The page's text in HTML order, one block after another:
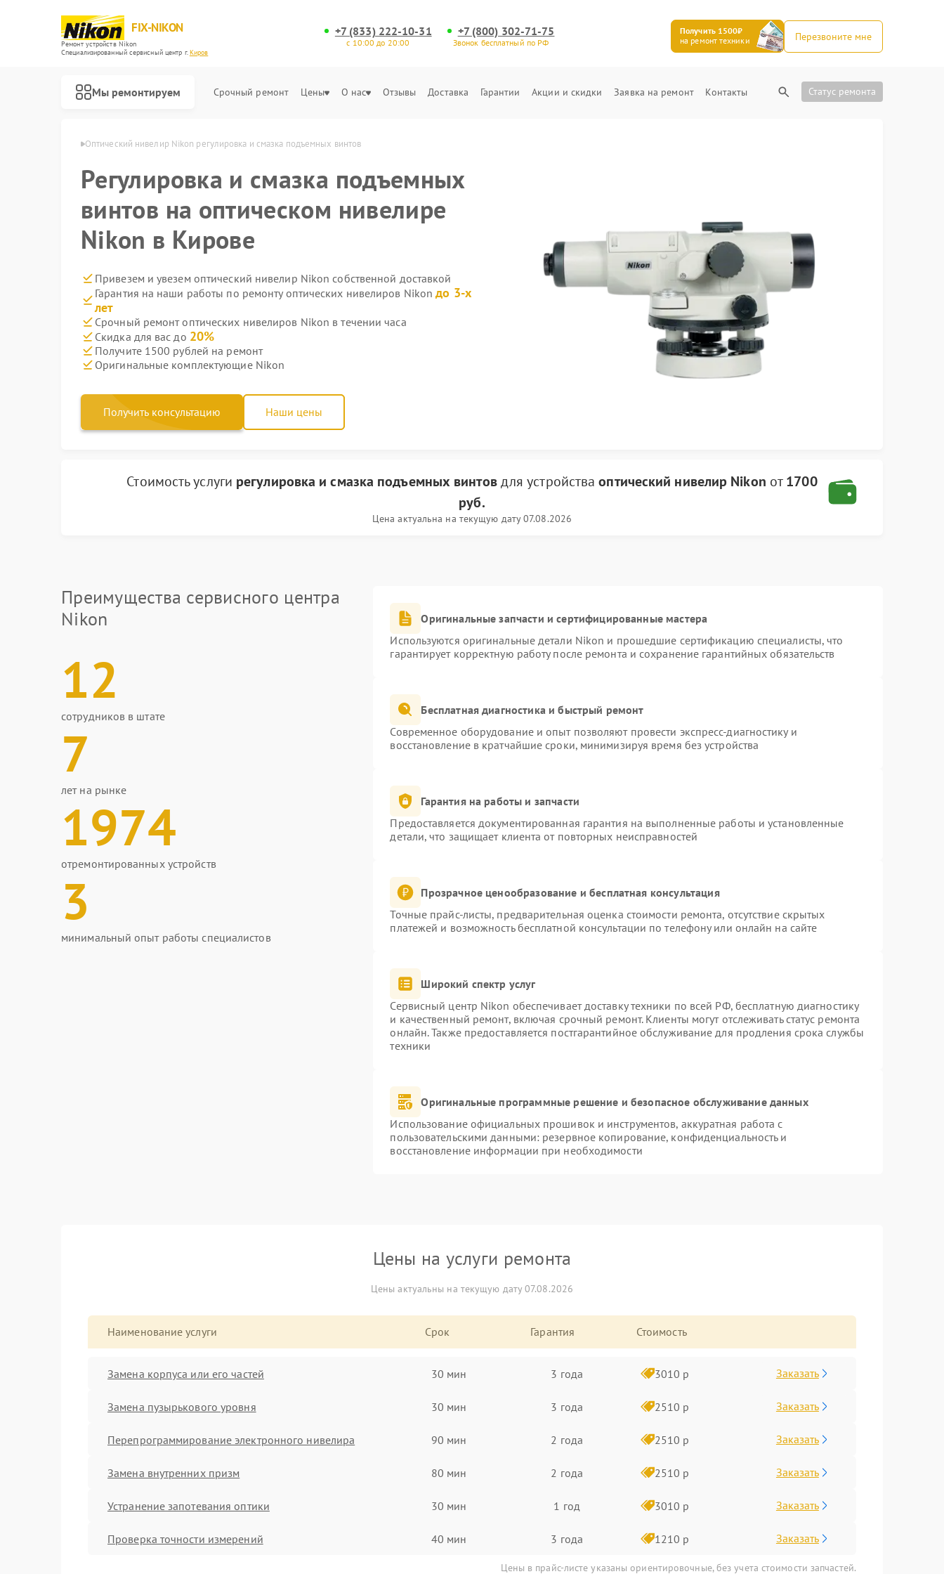
FIX-NIKON
Ремонт устройств Nikon
Специализированный cервисный центр г.Киров
+7 (833) 222-10-31
с 10:00 до 20:00
+7 (800) 302-71-75
Звонок бесплатный по РФ
Получить 1500₽
на ремонт техники
Перезвоните мне
Мы ремонтируем Срочный ремонт Цены О нас Отзывы Доставка Гарантии Акции и скидки Заявка на ремонт Контакты Статус ремонта
Оптический нивелир Nikon регулировка и смазка подъемных винтов
Регулировка и смазка подъемных
винтов на оптическом нивелире
Nikon в Кирове
Привезем и увезем оптический нивелир Nikon собственной доставкой
Гарантия на наши работы по ремонту оптических нивелиров Nikonдо 3-х
лет
Срочный ремонт оптических нивелиров Nikon в течении часа
Скидка для вас до 20%
Получите 1500 рублей на ремонт
Оригинальные комплектующие Nikon
Получить консультацию Наши цены
Стоимость услуги регулировка и смазка подъемных винтовдля устройстваоптический нивелир Nikon от1700
руб.
Цена актуальна на текущую дату 07.08.2026
Преимущества сервисного центра
Nikon
12
сотрудников в штате
7
лет на рынке
1974
отремонтированных устройств
3
минимальный опыт работы специалистов
Оригинальные запчасти и сертифицированные мастера
Используются оригинальные детали Nikon и прошедшие сертификацию специалисты, что
гарантирует корректную работу после ремонта и сохранение гарантийных обязательств
Бесплатная диагностика и быстрый ремонт
Современное оборудование и опыт позволяют провести экспресс-диагностику и
восстановление в кратчайшие сроки, минимизируя время без устройства
Гарантия на работы и запчасти
Предоставляется документированная гарантия на выполненные работы и установленные
детали, что защищает клиента от повторных неисправностей
Прозрачное ценообразование и бесплатная консультация
Точные прайс-листы, предварительная оценка стоимости ремонта, отсутствие скрытых
платежей и возможность бесплатной консультации по телефону или онлайн на сайте
Широкий спектр услуг
Сервисный центр Nikon обеспечивает доставку техники по всей РФ, бесплатную диагностику
и качественный ремонт, включая срочный ремонт. Клиенты могут отслеживать статус ремонта
онлайн. Также предоставляется постгарантийное обслуживание для продления срока службы
техники
Оригинальные программные решение и безопасное обслуживание данных
Использование официальных прошивок и инструментов, аккуратная работа с
пользовательскими данными: резервное копирование, конфиденциальность и
восстановление информации при необходимости
Цены на услуги ремонта
Цены актуальны на текущую дату 07.08.2026
Наименование услуги Срок Гарантия Стоимость
Замена корпуса или его частей 30 мин 3 года 3010 р Заказать
Замена пузырькового уровня 30 мин 3 года 2510 р Заказать
Перепрограммирование электронного нивелира 90 мин 2 года 2510 р Заказать
Замена внутренних призм 80 мин 2 года 2510 р Заказать
Устранение запотевания оптики 30 мин 1 год 3010 р Заказать
Проверка точности измерений 40 мин 3 года 1210 р Заказать
Цены в прайс-листе указаны ориентировочные, без учета стоимости запчастей.